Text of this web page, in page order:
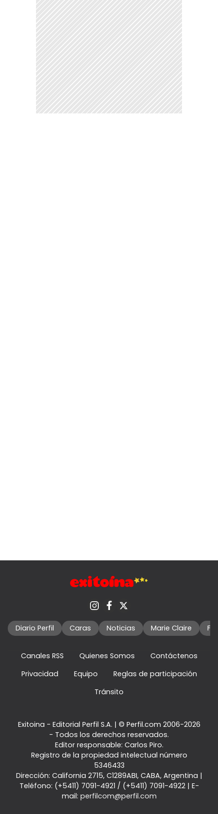
Diario Perfil Caras Noticias Marie Claire
Canales RSS Quienes Somos
Contáctenos
Privacidad
Equipo
Reglas de participación
Tránsito
Exitoina - Editorial Perfil S.A. | © Perfil.com 2006-2026
- Todos los derechos reservados.
Editor responsable: Carlos Piro.
Registro de la propiedad intelectual número
5346433
Dirección: California 2715, C1289ABI, CABA, Argentina |
Teléfono: (+5411) 7091-4921 / (+5411) 7091-4922| E-
mail: perfilcom@perfil.com